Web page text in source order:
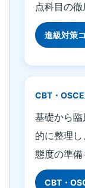
点科目の徹
進級対策
CBT・
基礎から
的に整理
態度の準備
CBT・